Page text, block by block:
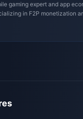
gaming expert and app
in F2P monetization